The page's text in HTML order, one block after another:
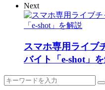
Next
スマホ専用ライブ
バイト「e-shot」